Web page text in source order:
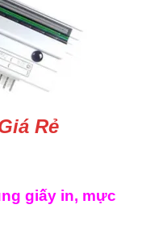
Rẻ
giấy in, mực